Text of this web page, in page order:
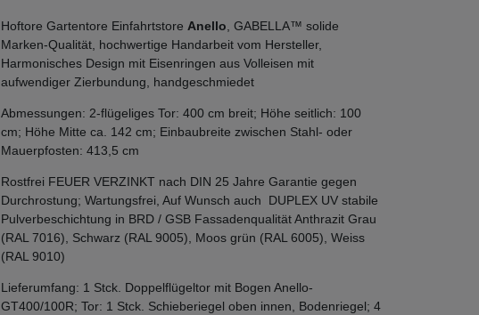
Hoftore Gartentore Einfahrtstore Anello , GABELLA™ solide
Marken-Qualität, hochwertige Handarbeit vom Hersteller,
Harmonisches Design mit Eisenringen aus Volleisen mit
aufwendiger Zierbundung, handgeschmiedet
Abmessungen: 2-flügeliges Tor: 400 cm breit; Höhe seitlich: 100
cm; Höhe Mitte ca. 142 cm; Einbaubreite zwischen Stahl- oder
Mauerpfosten: 413,5 cm
Rostfrei FEUER VERZINKT nach DIN 25 Jahre Garantie gegen
Durchrostung; Wartungsfrei, Auf Wunsch auch DUPLEX UV stabile
Pulverbeschichtung in BRD / GSB Fassadenqualität Anthrazit Grau
(RAL 7016), Schwarz (RAL 9005), Moos grün (RAL 6005), Weiss
(RAL 9010)
Lieferumfang: 1 Stck. Doppelflügeltor mit Bogen Anello-
GT400/100R; Tor: 1 Stck. Schieberiegel oben innen, Bodenriegel; 4